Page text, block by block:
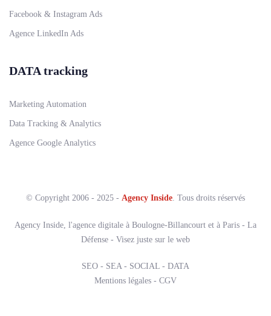
Facebook & Instagram Ads
Agence LinkedIn Ads
DATA tracking
Marketing Automation
Data Tracking & Analytics
Agence Google Analytics
© Copyright 2006 - 2025 - Agency Inside . Tous droits réservés
Agency Inside, l'agence digitale à Boulogne-Billancourt et à Paris - La
Défense - Visez juste sur le web
SEO - SEA - SOCIAL - DATA
Mentions légales - CGV